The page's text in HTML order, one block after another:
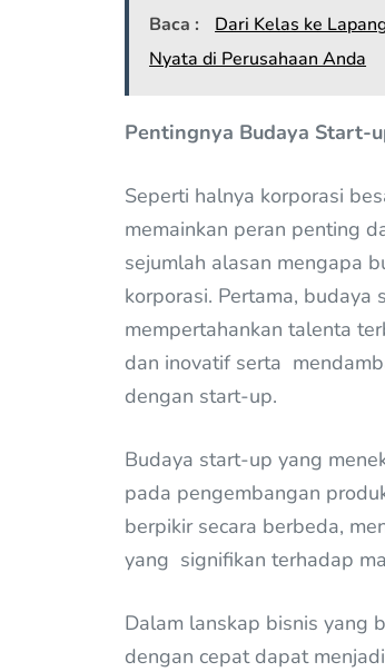
Baca :
Dari Kelas ke
Nyata di Perusahaan Anda
Pentingnya Budaya Start-
Seperti halnya korporasi
memainkan peran penting
sejumlah alasan mengapa
korporasi. Pertama,
mempertahankan talenta
dan inovatif serta
dengan start-up.
Budaya start-up yang
pada pengembangan
berpikir secara berbeda,
yang signifikan terhadap
Dalam lanskap bisnis yang
dengan cepat dapat